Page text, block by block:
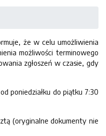
że w celu umożliwienia
możliwości terminowego
zgłoszeń w czasie, gdy
poniedziałku do piątku 7:30
(oryginalne dokumenty nie